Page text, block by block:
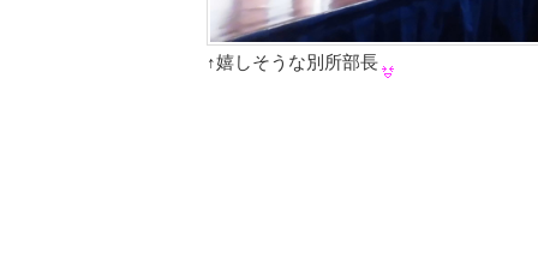
↑嬉しそうな別所部長